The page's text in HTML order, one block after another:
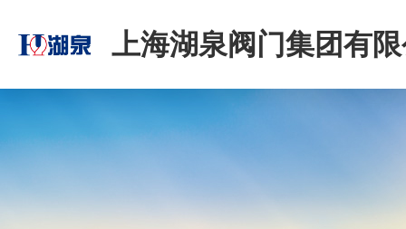
上海湖泉阀门集团有